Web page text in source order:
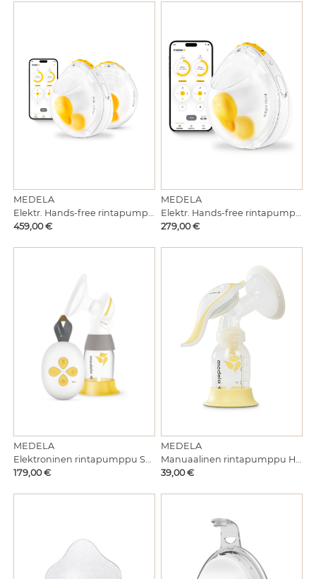
MEDELA
Elektr. Hands-free rintapumppu Magic In Bra Double
Hinta
459,00 €
MEDELA
Elektr. Hands-free rintapumppu Magic In Bra Single
Hinta
279,00 €
MEDELA
Hinta
179,00 €
MEDELA
Hinta
39,00 €